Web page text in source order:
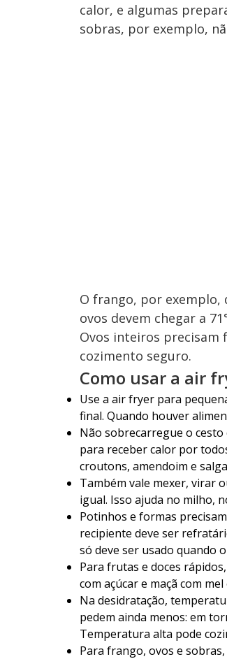
calor, e algumas
sobras, por exemplo,
O frango, por exemplo,
ovos devem chegar a
Ovos inteiros precisam
cozimento seguro.
Como usar a air
Use a air fryer para
final. Quando houver
Não sobrecarregue o
para receber calor por
croutons, amendoim e
Também vale mexer, virar
igual. Isso ajuda no milho,
Potinhos e formas
recipiente deve ser
só deve ser usado quando
Para frutas e doces
com açúcar e maçã com
Na desidratação,
pedem ainda menos: em
Temperatura alta pode
Para frango, ovos e